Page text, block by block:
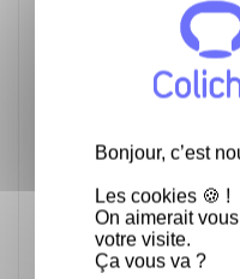
Bonjour, c’est
Les cookies 🍪 !
On aimerait
votre visite.
Ça vous va ?
ingrédients pour un
utiliser
kg de farine dans
pâtes à pain burger
intense. En
Applications en
apporte une couleur
altérer le goût. Pour
baguettes artistiques
pâtisserie, ce charbon